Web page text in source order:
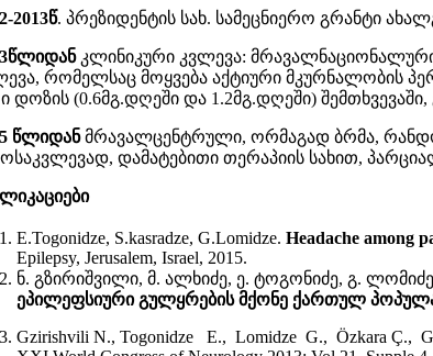
2013წ. პრეზიდენტის სახ. სამეცნიერო გრანტი
წლიდან კლინიკური კვლევა:
რომელსაც მოყვება აქტიური მკურნალობის
დოზის (0.6მგ.დღეში და 1.2მგ.დღეში)
წლიდანმრავალცენტრული, ორმაგად ბრმა,
დამატებითი თერაპიის სახით,
E.Togonidze, S.kasradze, G.Lomidze. Headache among
Epilepsy, Jerusalem, Israel, 2015.
ნ. გზირიშვილი, მ. ალხიძე, ე. ტოგონიძე, გ.
ეპილეფსიური გულყრების მქონე ქართულ
Gzirishvili N., Togonidze E., Lomidze G., Özkara Ç.,